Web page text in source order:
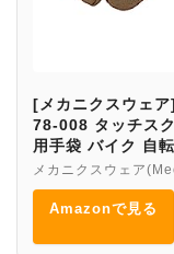
[メカニクスウェ
78-008 タッチス
用手袋 バイク 自
メカニクスウェア
Amazonで見る